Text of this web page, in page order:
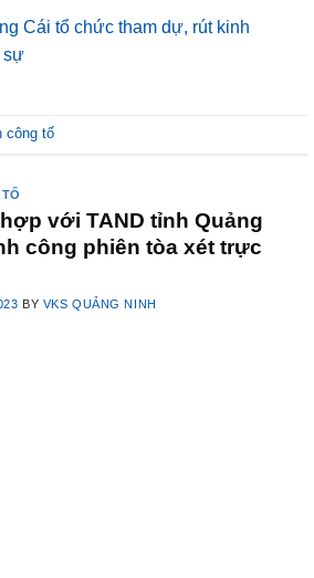
Cái tổ chức tham dự, rút kinh
sự
công tố
với TAND tỉnh Quảng
công phiên tòa xét trực
BY VKS QUẢNG NINH